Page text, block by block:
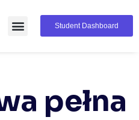
Student Dashboard
pełna